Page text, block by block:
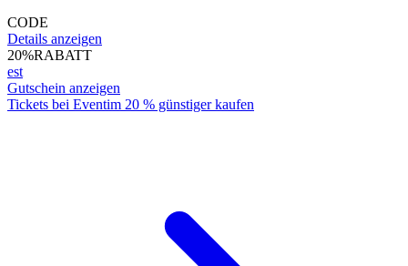
CODE
Details anzeigen
20%RABATT
est
Gutschein anzeigen
Tickets bei Eventim 20 % günstiger kaufen